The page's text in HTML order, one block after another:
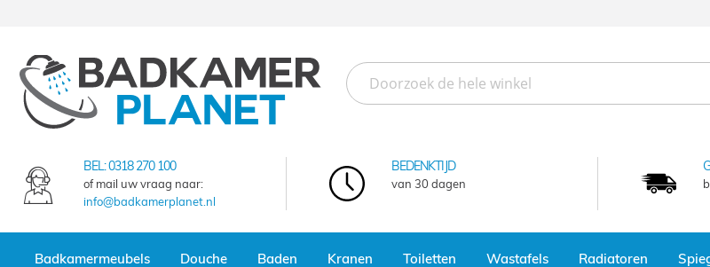
inhoud
BEL:0318 270 100
of mail uw vraag naar:
info@badkamerplanet.nl
BEDENKTIJD
van 30 dagen
Badkamermeubels Douche Baden Kranen Toiletten Wastafels Radiatoren
BEKIJK DE NIEUWE
GENERATION BADMEUBEL SERIE